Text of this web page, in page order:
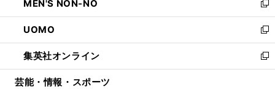
く
で
開
く
ド
ウ
で
開
く
ィ
ン
ド
ウ
で
開
い
ウ
ィ
ン
ド
ウ
MEN'S NON-NO
新
し
い
ウ
ィ
ン
UOMO
新
し
い
ウ
集英社オンライン
新
し
芸能・情報・スポーツ